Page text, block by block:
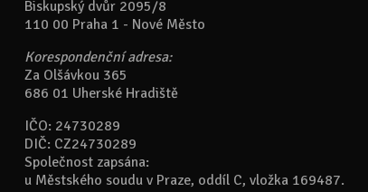
Biskupský dvůr 2095/8
110 00 Praha 1 - Nové Město
Korespondenční adresa:
Za Olšávkou 365
686 01 Uherské Hradiště
IČO: 24730289
DIČ: CZ24730289
Společnost zapsána:
u Městského soudu v Praze, oddíl C, vložka 169487.